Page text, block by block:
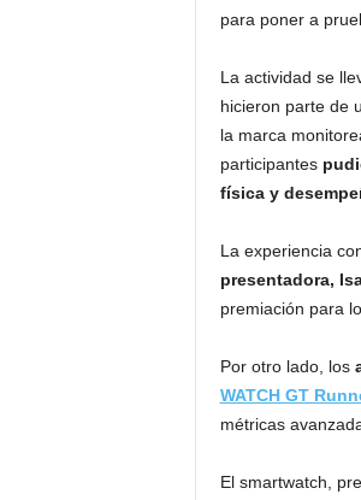
para poner a
La actividad se
hicieron parte de
la marca
participantes
física y
La experiencia
presentadora,
premiación para
Por otro lado, los
WATCH GT
métricas
El smartwatch,